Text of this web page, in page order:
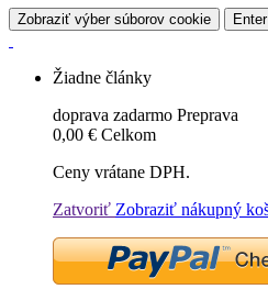
Zobraziť výber súborov cookie
Žiadne články
doprava zadarmo Preprava
0,00 € Celkom
Ceny vrátane DPH.
Zatvoriť Zobraziť nákupný